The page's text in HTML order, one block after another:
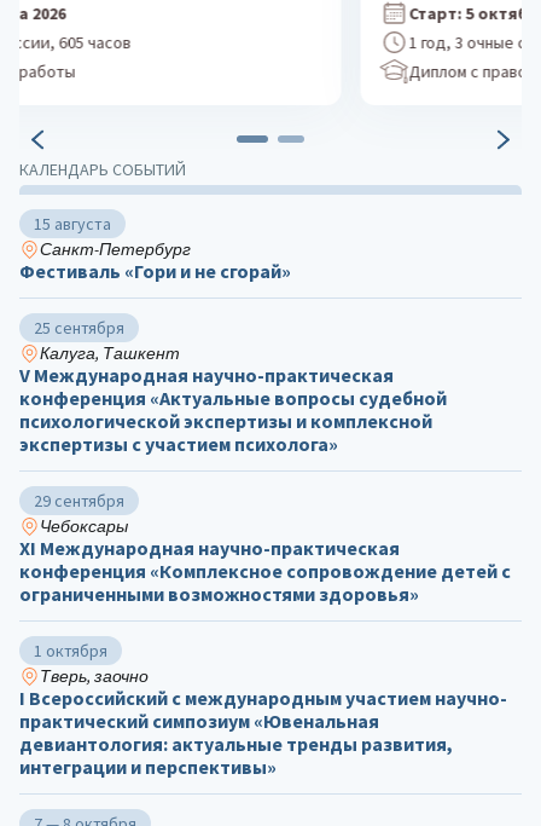
КАЛЕНДАРЬ СОБЫТИЙ
15 августа
Санкт-Петербург
Фестиваль «Гори и не сгорай»
25 сентября
Калуга, Ташкент
V Международная научно-практическая
конференция «Актуальные вопросы судебной
психологической экспертизы и комплексной
экспертизы с участием психолога»
29 сентября
Чебоксары
ХΙ Международная научно-практическая
конференция «Комплексное сопровождение детей с
ограниченными возможностями здоровья»
1 октября
Тверь, заочно
I Всероссийский с международным участием научно-
практический симпозиум «Ювенальная
девиантология: актуальные тренды развития,
интеграции и перспективы»
1 год, 3 очные сессии, 605 часов
Диплом с правом работы